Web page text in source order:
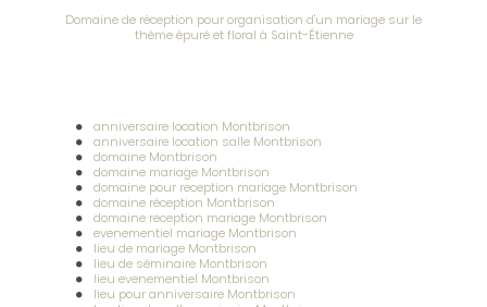
Domaine de réception pour organisation d'un mariage sur le
thème épuré et floral à Saint-Étienne
anniversaire location Montbrison
anniversaire location salle Montbrison
domaine Montbrison
domaine mariage Montbrison
domaine pour reception mariage Montbrison
domaine réception Montbrison
domaine reception mariage Montbrison
evenementiel mariage Montbrison
lieu de mariage Montbrison
lieu de séminaire Montbrison
lieu evenementiel Montbrison
lieu pour anniversaire Montbrison